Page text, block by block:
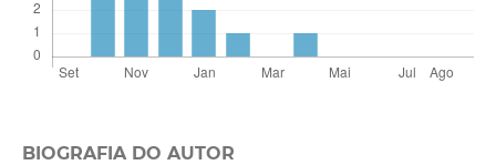
BIOGRAFIA DO AUTOR